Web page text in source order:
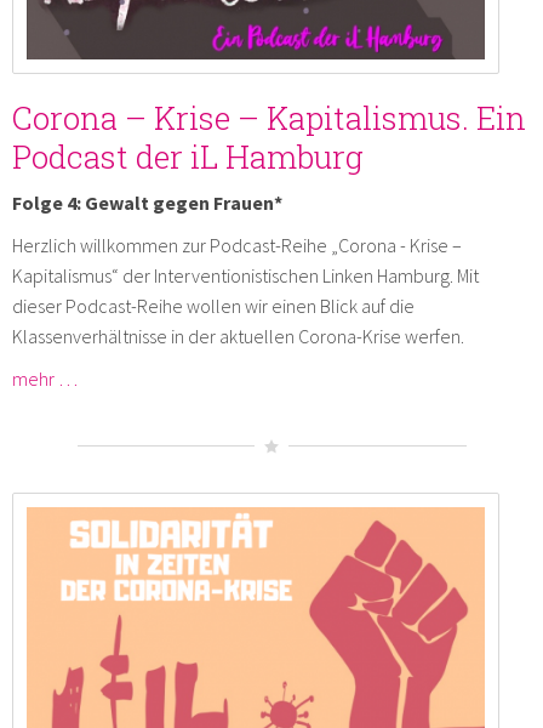
Corona – Krise – Kapitalismus. Ein
Podcast der iL Hamburg
Folge 4: Gewalt gegen Frauen*
Herzlich willkommen zur Podcast-Reihe „Corona - Krise –
Kapitalismus“ der Interventionistischen Linken Hamburg. Mit
dieser Podcast-Reihe wollen wir einen Blick auf die
Klassenverhältnisse in der aktuellen Corona-Krise werfen.
mehr …